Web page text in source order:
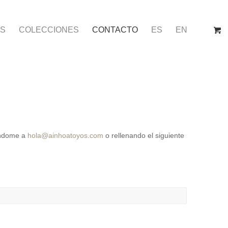
COLECCIONES CONTACTO ES EN
a hola@ainhoatoyos.com o rellenando el siguiente